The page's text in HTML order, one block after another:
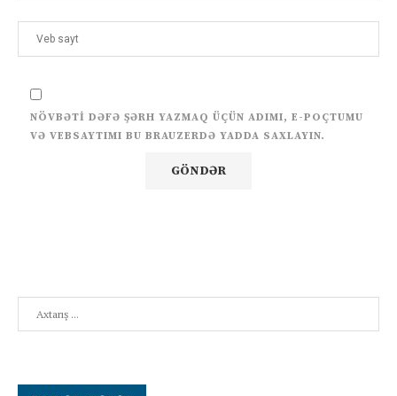
NÖVBƏTI DƏFƏ ŞƏRH YAZMAQ ÜÇÜN ADIMI, E-POÇTUMU
VƏ VEBSAYTIMI BU BRAUZERDƏ YADDA SAXLAYIN.